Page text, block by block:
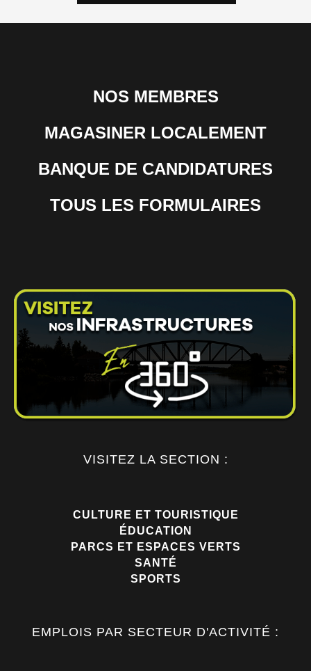
NOS MEMBRES
MAGASINER LOCALEMENT
BANQUE DE CANDIDATURES
TOUS LES FORMULAIRES
VISITEZ LA SECTION :
CULTURE ET TOURISTIQUE
ÉDUCATION
PARCS ET ESPACES VERTS
SANTÉ
SPORTS
EMPLOIS PAR SECTEUR D'ACTIVITÉ :